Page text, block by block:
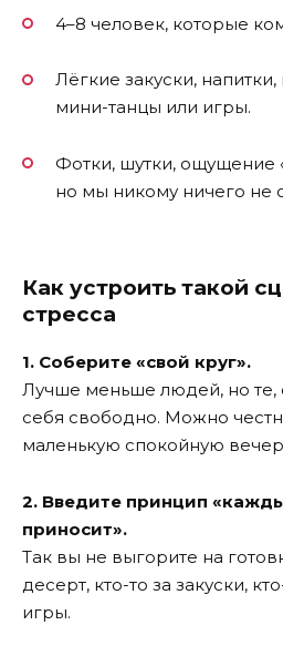
4–8 человек, которые
Лёгкие закуски,
мини-танцы или игры.
Фотки, шутки, ощущение
но мы никому ничего не
Как устроить такой
стресса
1. Соберите «свой круг».
Лучше меньше людей, но те,
себя свободно. Можно
маленькую спокойную
2. Введите принцип
приносит».
Так вы не выгорите на
десерт, кто-то за закуски,
игры.